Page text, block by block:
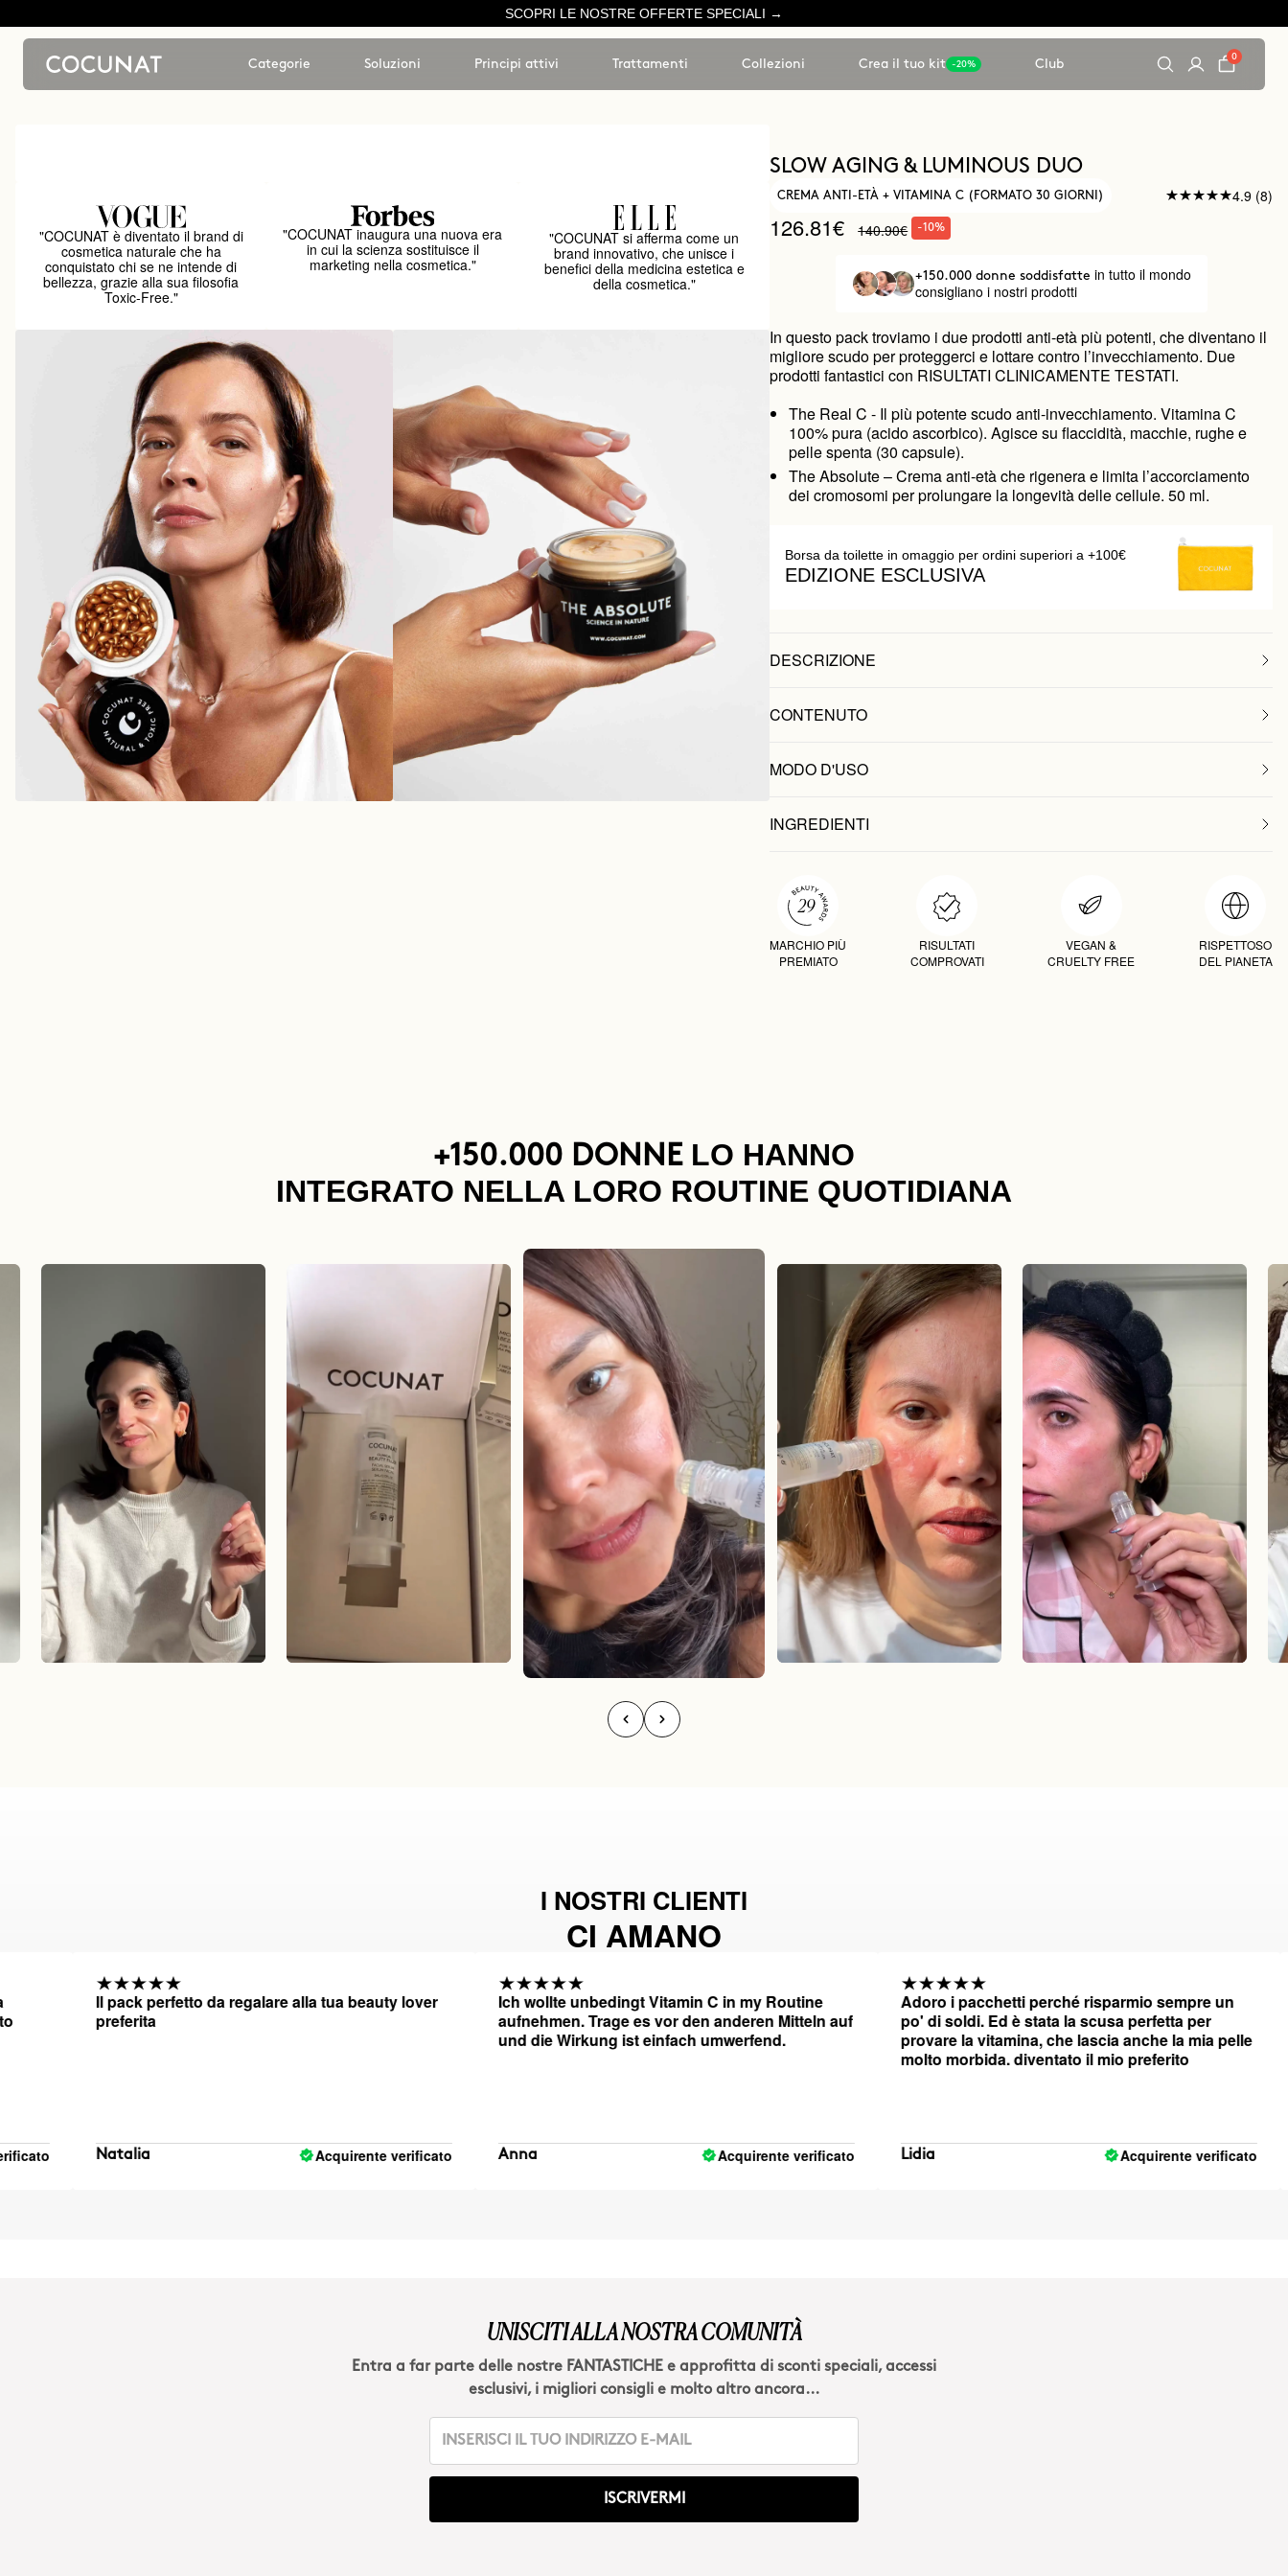
SCOPRI LE NOSTRE OFFERTE SPECIALI →
Categorie Soluzioni Principi attivi Trattamenti Collezioni Crea il tuo kit -20% Club
0
"COCUNAT è diventato il brand di
cosmetica naturale che ha
conquistato chi se ne intende di
bellezza, grazie alla sua filosofia
Toxic-Free."
"COCUNAT inaugura una nuova era
in cui la scienza sostituisce il
marketing nella cosmetica."
"COCUNAT si afferma come un
brand innovativo, che unisce i
benefici della medicina estetica e
della cosmetica."
SLOW AGING & LUMINOUS DUO
CREMA ANTI-ETÀ + VITAMINA C (FORMATO 30 GIORNI) 4.9 (8)
126.81€ 140.90€ -10%
+150.000 donne soddisfatte in tutto il mondo
consigliano i nostri prodotti
In questo pack troviamo i due prodotti anti-età più potenti, che diventano il
migliore scudo per proteggerci e lottare contro l’invecchiamento. Due
prodotti fantastici con RISULTATI CLINICAMENTE TESTATI.
The Real C - Il più potente scudo anti-invecchiamento. Vitamina C
100% pura (acido ascorbico). Agisce su flaccidità, macchie, rughe e
pelle spenta (30 capsule).
The Absolute – Crema anti-età che rigenera e limita l’accorciamento
dei cromosomi per prolungare la longevità delle cellule. 50 ml.
Borsa da toilette in omaggio per ordini superiori a +100€
EDIZIONE ESCLUSIVA
DESCRIZIONE
CONTENUTO
MODO D'USO
INGREDIENTI
MARCHIO PIÙ
PREMIATO
RISULTATI
COMPROVATI
VEGAN &
CRUELTY FREE
RISPETTOSO
DEL PIANETA
+150.000 DONNE LO HANNO
INTEGRATO NELLA LORO ROUTINE QUOTIDIANA
I NOSTRI CLIENTI
CI AMANO
Il pack perfetto da regalare alla tua beauty lover
preferita
Natalia Acquirente verificato
Ich wollte unbedingt Vitamin C in my Routine
aufnehmen. Trage es vor den anderen Mitteln auf
und die Wirkung ist einfach umwerfend.
Anna Acquirente verificato
Adoro i pacchetti perché risparmio sempre un
po' di soldi. Ed è stata la scusa perfetta per
provare la vitamina, che lascia anche la mia pelle
molto morbida. diventato il mio preferito
Lidia Acquirente verificato
UNISCITI ALLA NOSTRA COMUNITÀ
Entra a far parte delle nostre FANTASTICHE e approfitta di sconti speciali, accessi
esclusivi, i migliori consigli e molto altro ancora...
ISCRIVERMI